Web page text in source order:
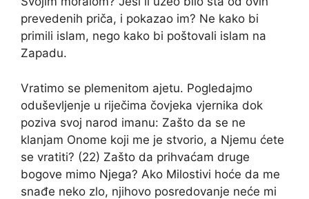
prevedenih priča, i pokazao im? Ne kako bi
primili islam, nego kako bi poštovali islam na
Zapadu.
Vratimo se plemenitom ajetu. Pogledajmo
oduševljenje u riječima čovjeka vjernika dok
poziva svoj narod imanu: Zašto da se ne
klanjam Onome koji me je stvorio, a Njemu ćete
se vratiti? (22) Zašto da prihvaćam druge
bogove mimo Njega? Ako Milostivi hoće da me
snađe neko zlo, njihovo posredovanje neće mi